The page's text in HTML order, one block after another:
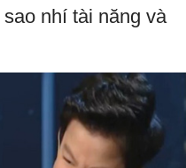
nhí tài năng và